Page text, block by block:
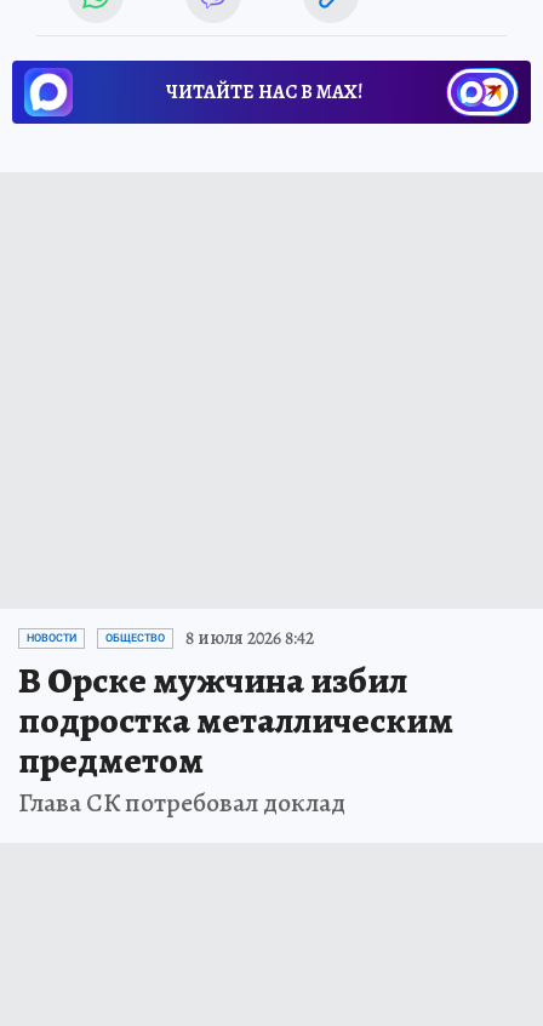
ЧИТАЙТЕ НАС В МАХ!
НОВОСТИ ОБЩЕСТВО 8 июля 2026 8:42
В Орске мужчина избил
подростка металлическим
предметом
Глава СК потребовал доклад